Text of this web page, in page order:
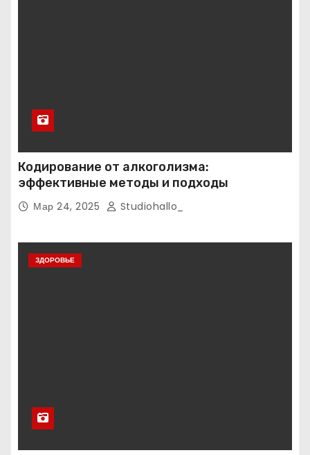
Кодирование от алкоголизма:
эффективные методы и подходы
Мар 24, 2025 Studiohallo_
ЗДОРОВЬЕ